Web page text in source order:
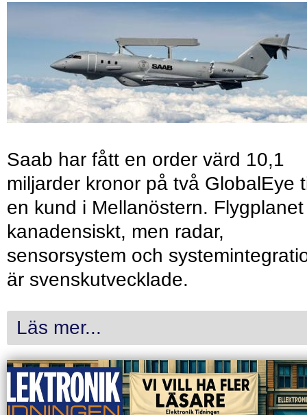
Saab har fått en order värd 10,1
miljarder kronor på två GlobalEye
en kund i Mellanöstern.
kanadensiskt, men radar,
sensorsystem och
är svenskutvecklade.
Läs mer...